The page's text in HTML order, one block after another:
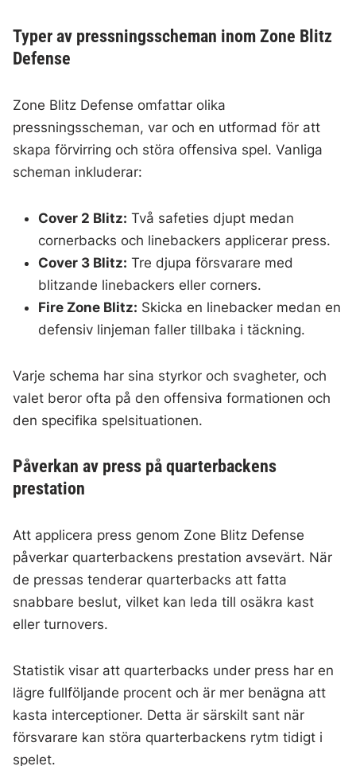
Typer av pressningsscheman inom Zone Blitz
Defense
Zone Blitz Defense omfattar olika
pressningsscheman, var och en utformad för att
skapa förvirring och störa offensiva spel. Vanliga
scheman inkluderar:
Cover 2 Blitz: Två safeties djupt medan
cornerbacks och linebackers applicerar press.
Cover 3 Blitz: Tre djupa försvarare med
blitzande linebackers eller corners.
Fire Zone Blitz: Skicka en linebacker medan en
defensiv linjeman faller tillbaka i täckning.
Varje schema har sina styrkor och svagheter, och
valet beror ofta på den offensiva formationen och
den specifika spelsituationen.
Påverkan av press på quarterbackens
prestation
Att applicera press genom Zone Blitz Defense
påverkar quarterbackens prestation avsevärt. När
de pressas tenderar quarterbacks att fatta
snabbare beslut, vilket kan leda till osäkra kast
eller turnovers.
Statistik visar att quarterbacks under press har en
lägre fullföljande procent och är mer benägna att
kasta interceptioner. Detta är särskilt sant när
försvarare kan störa quarterbackens rytm tidigt i
spelet.